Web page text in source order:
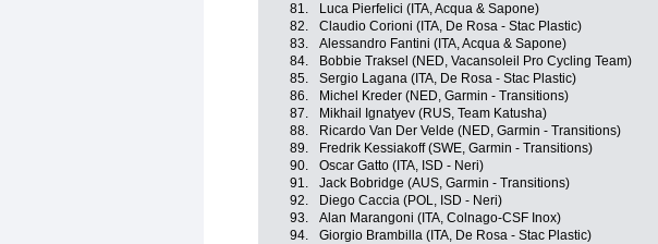
81.
Luca Pierfelici (ITA, Acqua & Sapone)
82.
Claudio Corioni (ITA, De Rosa - Stac Plastic)
83.
Alessandro Fantini (ITA, Acqua & Sapone)
84.
Bobbie Traksel (NED, Vacansoleil Pro Cycling Team)
85.
Sergio Lagana (ITA, De Rosa - Stac Plastic)
86.
Michel Kreder (NED, Garmin - Transitions)
87.
Mikhail Ignatyev (RUS, Team Katusha)
88.
Ricardo Van Der Velde (NED, Garmin - Transitions)
89.
Fredrik Kessiakoff (SWE, Garmin - Transitions)
90.
Oscar Gatto (ITA, ISD - Neri)
91.
Jack Bobridge (AUS, Garmin - Transitions)
92.
Diego Caccia (POL, ISD - Neri)
93.
Alan Marangoni (ITA, Colnago-CSF Inox)
94.
Giorgio Brambilla (ITA, De Rosa - Stac Plastic)